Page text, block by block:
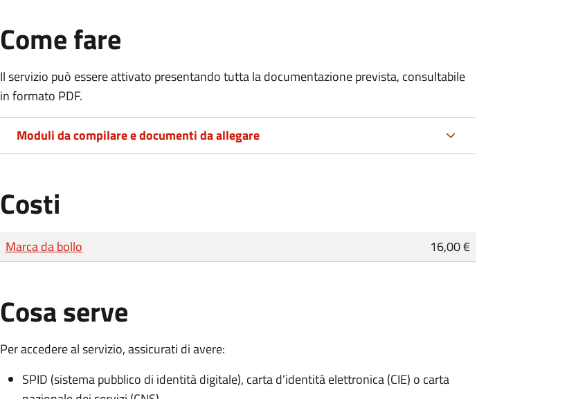
Come fare
Il servizio può essere attivato presentando tutta la documentazione prevista, consultabile
in formato PDF.
Moduli da compilare e documenti da allegare
Costi
Tipo di pagamento
Importo
Marca da bollo 16,00 €
Cosa serve
Per accedere al servizio, assicurati di avere:
SPID (sistema pubblico di identità digitale), carta d’identità elettronica (CIE) o carta